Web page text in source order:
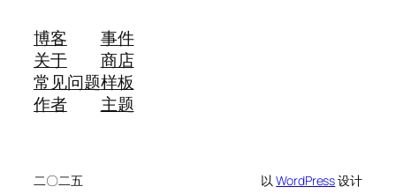
博客
关于
常见问题
作者
事件
商店
样板
主题
二〇二五 以WordPress设计